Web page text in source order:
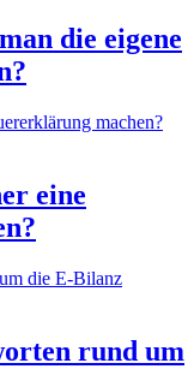
die eigene
eine
rund um